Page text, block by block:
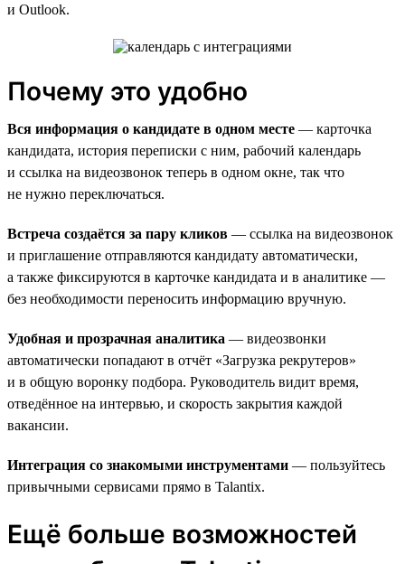
и Outlook.
Почему это удобно
Вся информация о кандидате в одном месте — карточка
кандидата, история переписки с ним, рабочий календарь
и ссылка на видеозвонок теперь в одном окне, так что
не нужно переключаться.
Встреча создаётся за пару кликов — ссылка на видеозвонок
и приглашение отправляются кандидату автоматически,
а также фиксируются в карточке кандидата и в аналитике —
без необходимости переносить информацию вручную.
Удобная и прозрачная аналитика — видеозвонки
автоматически попадают в отчёт «Загрузка рекрутеров»
и в общую воронку подбора. Руководитель видит время,
отведённое на интервью, и скорость закрытия каждой
вакансии.
Интеграция со знакомыми инструментами — пользуйтесь
привычными сервисами прямо в Talantix.
Ещё больше возможностей